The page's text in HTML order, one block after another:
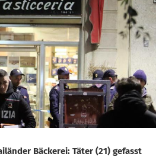
Bäckerei: Täter (21) gefasst